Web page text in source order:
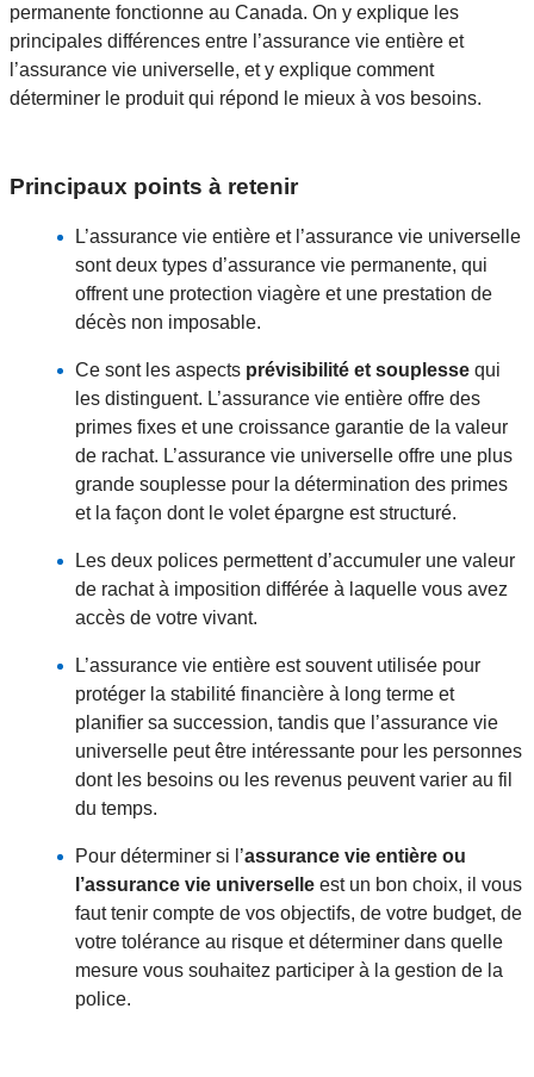
permanente fonctionne au Canada. On y explique les
principales différences entre l’assurance vie entière et
l’assurance vie universelle, et y explique comment
déterminer le produit qui répond le mieux à vos besoins.
Principaux points à retenir
L’assurance vie entière et l’assurance vie universelle
sont deux types d’assurance vie permanente, qui
offrent une protection viagère et une prestation de
décès non imposable.
Ce sont les aspects prévisibilité et souplesse qui
les distinguent. L’assurance vie entière offre des
primes fixes et une croissance garantie de la valeur
de rachat. L’assurance vie universelle offre une plus
grande souplesse pour la détermination des primes
et la façon dont le volet épargne est structuré.
Les deux polices permettent d’accumuler une valeur
de rachat à imposition différée à laquelle vous avez
accès de votre vivant.
L’assurance vie entière est souvent utilisée pour
protéger la stabilité financière à long terme et
planifier sa succession, tandis que l’assurance vie
universelle peut être intéressante pour les personnes
dont les besoins ou les revenus peuvent varier au fil
du temps.
Pour déterminer si l’assurance vie entière ou
l’assurance vie universelle est un bon choix, il vous
faut tenir compte de vos objectifs, de votre budget, de
votre tolérance au risque et déterminer dans quelle
mesure vous souhaitez participer à la gestion de la
police.